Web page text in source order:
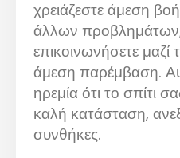
χρειάζεστε άμεση
άλλων
επικοινωνήσετε μαζί
άμεση παρέμβαση.
ηρεμία ότι το σπίτι
καλή κατάσταση,
συνθήκες.